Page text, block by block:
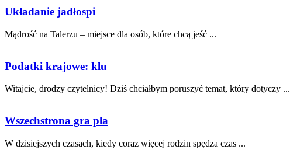
Układanie jadłospi
Mądrość na Talerzu – miejsce dla osób, które chcą jeść ...
Podatki krajowe: klu
Witajcie, drodzy ​czytelnicy! Dziś chciałbym poruszyć temat, ‍który dotyczy ...
Wszechstrona gra pla
W dzisiejszych czasach, ​kiedy coraz ⁢więcej rodzin spędza czas ...